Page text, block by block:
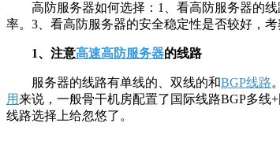
高防服务器如何选择：1、看高防服务器的线
率。3、看高防服务器的安全稳定性是否较好，
1、注意高速高防服务器的线路
服务器的线路有单线的、双线的和BGP线路
用来说，一般骨干机房配置了国际线路BGP多线
线路选择上给忽悠了。